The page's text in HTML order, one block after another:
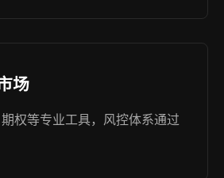
场
权等专业工具，风控体系通过